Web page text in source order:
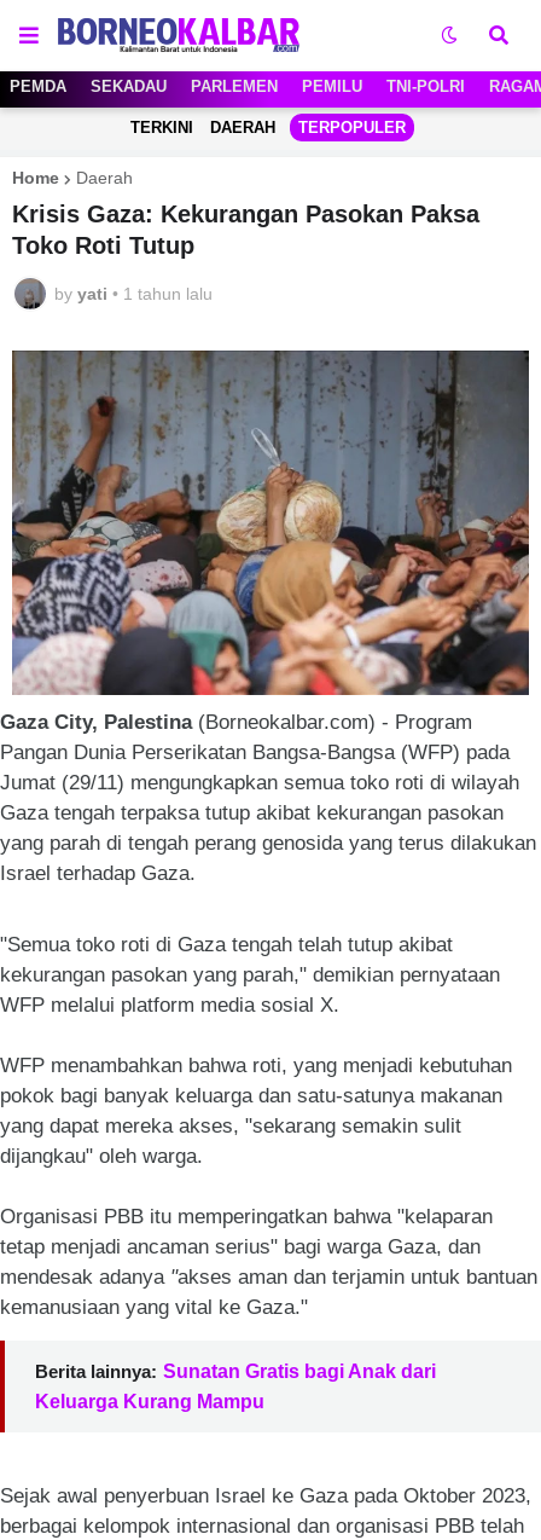
PEMDA SEKADAU PARLEMEN PEMILU TNI-POLRI
TERKINI DAERAH TERPOPULER
Home Daerah
Krisis Gaza: Kekurangan Pasokan Paksa
Toko Roti Tutup
by yati • 1 tahun lalu
Gaza City, Palestina(Borneokalbar.com) - Program
Pangan Dunia Perserikatan Bangsa-Bangsa (WFP) pada
Jumat (29/11) mengungkapkan semua toko roti di wilayah
Gaza tengah terpaksa tutup akibat kekurangan pasokan
yang parah di tengah perang genosida yang terus dilakukan
Israel terhadap Gaza.
"Semua toko roti di Gaza tengah telah tutup akibat
kekurangan pasokan yang parah," demikian pernyataan
WFP melalui platform media sosial X.
WFP menambahkan bahwa roti, yang menjadi kebutuhan
pokok bagi banyak keluarga dan satu-satunya makanan
yang dapat mereka akses, "sekarang semakin sulit
dijangkau" oleh warga.
Organisasi PBB itu memperingatkan bahwa "kelaparan
tetap menjadi ancaman serius" bagi warga Gaza, dan
mendesak adanya "akses aman dan terjamin untuk bantuan
kemanusiaan yang vital ke Gaza."
Berita lainnya: Sunatan Gratis bagi Anak dari
Keluarga Kurang Mampu
Sejak awal penyerbuan Israel ke Gaza pada Oktober 2023,
berbagai kelompok internasional dan organisasi PBB telah